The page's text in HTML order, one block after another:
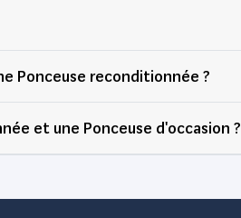
Ponceuse reconditionnée ?
et une Ponceuse d'occasion ?